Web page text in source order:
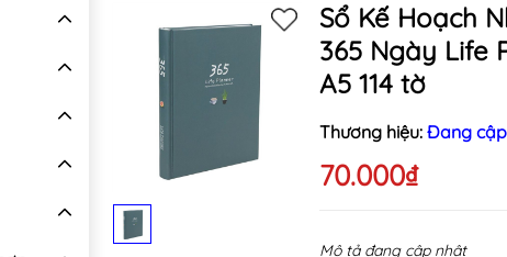
Sổ Kế Hoạch
365 Ngày Life
A5 114 tờ
Thương hiệu: Đang
70.000₫
Mô tả đang cập nhật